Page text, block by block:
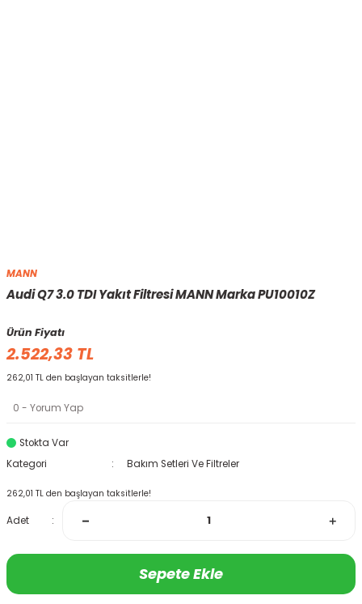
MANN
Audi Q7 3.0 TDI Yakıt Filtresi MANN Marka PU10010Z
Ürün Fiyatı
2.522,33 TL
262,01 TL den başlayan taksitlerle!
0 - Yorum Yap
Stokta Var
Kategori
Bakım Setleri Ve Filtreler
262,01 TL den başlayan taksitlerle!
Adet
Sepete Ekle